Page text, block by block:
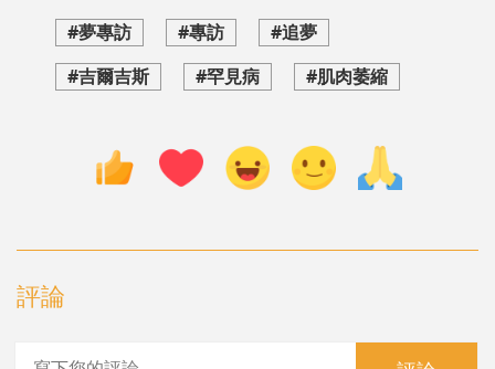
#夢專訪 #專訪
#追夢
#吉爾吉斯
#罕見病 #肌肉萎縮
評論